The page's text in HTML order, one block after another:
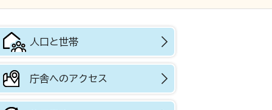
人口と世帯
庁舎へのアクセス